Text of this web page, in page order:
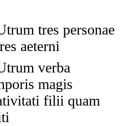
tres personae
aeterni
verba
magis
filii quam